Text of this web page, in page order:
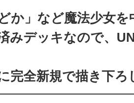
どか」など魔法少女
みデッキなので、
完全新規で描き下ろ